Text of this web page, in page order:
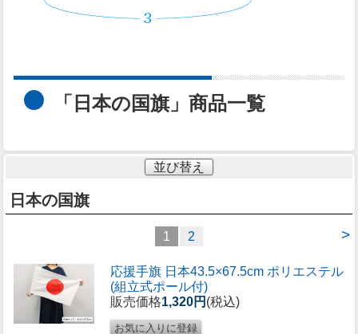
「日本の国旗」商品一覧
並び替え
日本の国旗
>
1 2
応援手旗 日本43.5×67.5cm ポリエステル
(組立式ポール付)
販売価格1,320円 (税込)